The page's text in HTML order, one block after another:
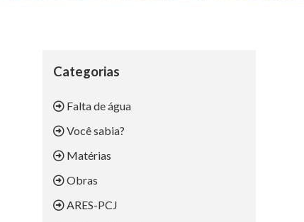
Categorias
Falta de água
Você sabia?
Matérias
Obras
ARES-PCJ